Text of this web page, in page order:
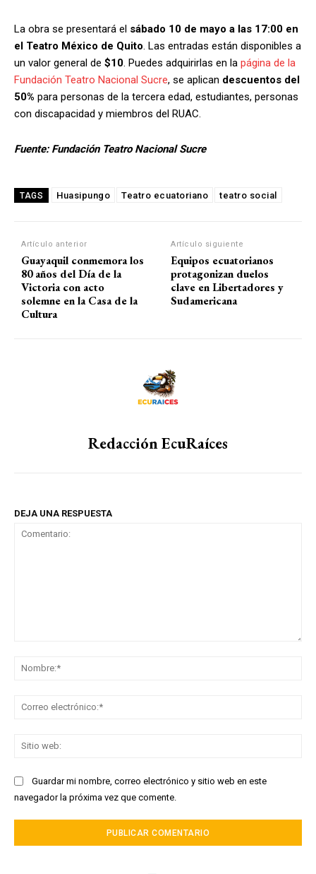
La obra se presentará el sábado 10 de mayo a las 17:00 en
el Teatro México de Quito . Las entradas están disponibles a
un valor general de $10 . Puedes adquirirlas en la página de la
Fundación Teatro Nacional Sucre, se aplican descuentos del
50% para personas de la tercera edad, estudiantes, personas
con discapacidad y miembros del RUAC.
Fuente: Fundación Teatro Nacional Sucre
TAGS Huasipungo Teatro ecuatoriano teatro social
Artículo anterior
Guayaquil conmemora los
80 años del Día de la
Victoria con acto
solemne en la Casa de la
Cultura
Artículo siguiente
Equipos ecuatorianos
protagonizan duelos
clave en Libertadores y
Sudamericana
Redacción EcuRaíces
DEJA UNA RESPUESTA
Guardar mi nombre, correo electrónico y sitio web en este
navegador la próxima vez que comente.